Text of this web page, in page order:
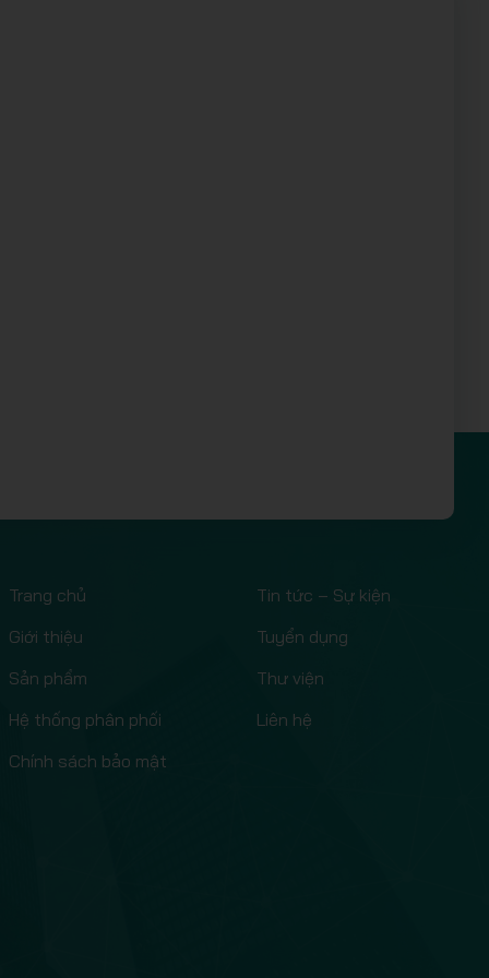
Trang chủ
Giới thiệu
Sản phẩm
Hệ thống phân phối
Chính sách bảo mật
Tin tức – Sự kiện
Tuyển dụng
Thư viện
Liên hệ